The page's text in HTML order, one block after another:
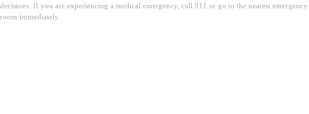
decisions. If you are experiencing a medical emergency, call 911 or go to the nearest emergency
room immediately.